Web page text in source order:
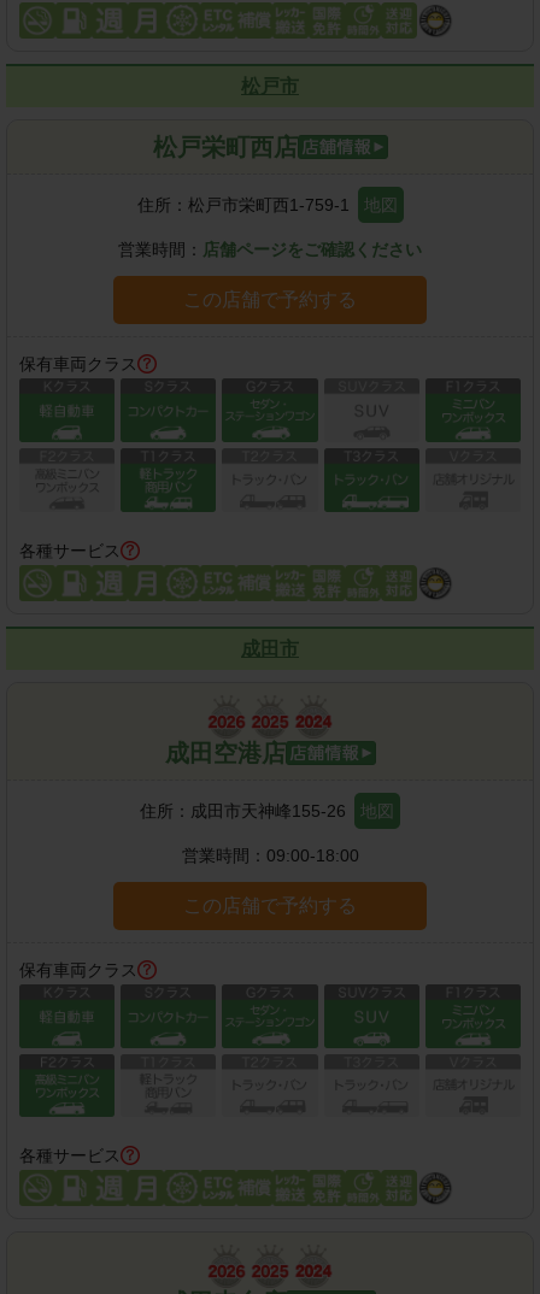
松戸市
松戸栄町西店
住所： 松戸市栄町西1-759-1 地図
営業時間： 店舗ページをご確認ください
この店舗で予約する
保有車両クラス
各種サービス
成田市
成田空港店
住所： 成田市天神峰155-26 地図
営業時間： 09:00-18:00
この店舗で予約する
保有車両クラス
各種サービス